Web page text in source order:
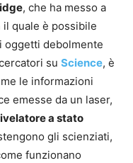
, che ha messo a
il quale è possibile
debolmente
su Science, è
le informazioni
emesse da un laser,
a stato
gli scienziati,
funzionano